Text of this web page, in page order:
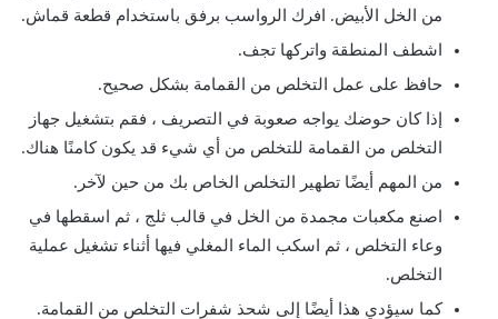
من الخل الأبيض. افرك الرواسب برفق باستخدام قطعة قماش.
اشطف المنطقة واتركها تجف.
حافظ على عمل التخلص من القمامة بشكل صحيح.
إذا كان حوضك يواجه صعوبة في التصريف ، فقم بتشغيل جهاز
التخلص من القمامة للتخلص من أي شيء قد يكون كامنًا هناك.
من المهم أيضًا تطهير التخلص الخاص بك من حين لآخر.
اصنع مكعبات مجمدة من الخل في قالب ثلج ، ثم اسقطها في
وعاء التخلص ، ثم اسكب الماء المغلي فيها أثناء تشغيل عملية
التخلص.
كما سيؤدي هذا أيضًا إلى شحذ شفرات التخلص من القمامة.